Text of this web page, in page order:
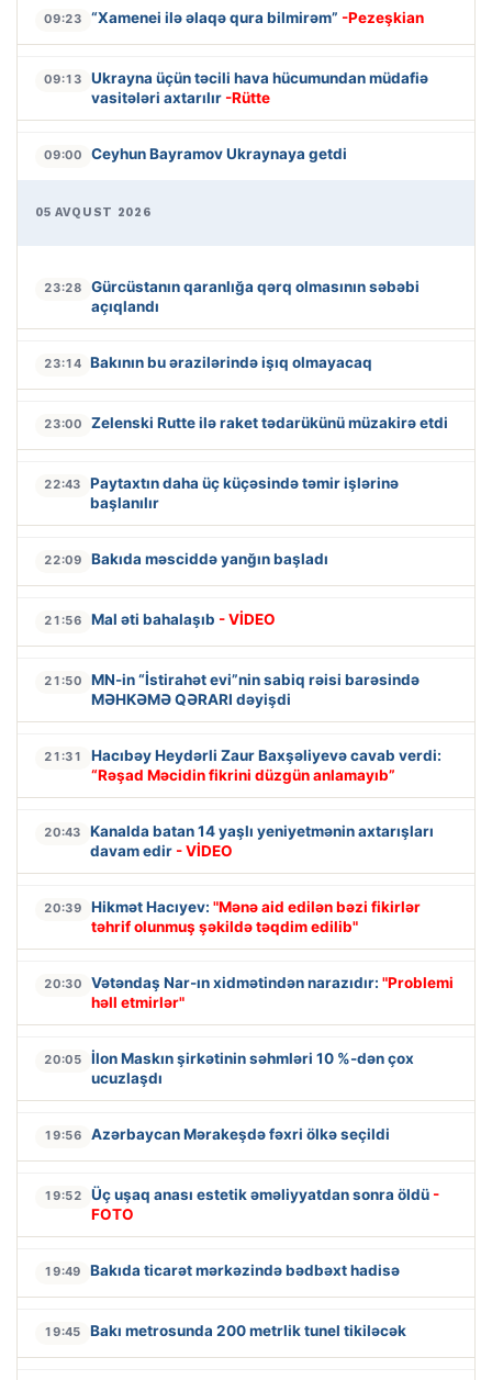
09:23 “Xamenei ilə əlaqə qura bilmirəm” -Pezeşkian
09:13
Ukrayna üçün təcili hava hücumundan müdafiə
vasitələri axtarılır -Rütte
09:00 Ceyhun Bayramov Ukraynaya getdi
05 AVQUST 2026
23:28
Gürcüstanın qaranlığa qərq olmasının səbəbi
açıqlandı
23:14 Bakının bu ərazilərində işıq olmayacaq
23:00 Zelenski Rutte ilə raket tədarükünü müzakirə etdi
22:43
Paytaxtın daha üç küçəsində təmir işlərinə
başlanılır
22:09 Bakıda məsciddə yanğın başladı
21:56 Mal əti bahalaşıb - VİDEO
21:50
MN-in “İstirahət evi”nin sabiq rəisi barəsində
MƏHKƏMƏ QƏRARI dəyişdi
21:31
Hacıbəy Heydərli Zaur Baxşəliyevə cavab verdi:
“Rəşad Məcidin fikrini düzgün anlamayıb”
20:43
Kanalda batan 14 yaşlı yeniyetmənin axtarışları
davam edir - VİDEO
20:39 Hikmət Hacıyev: "Mənə aid edilən bəzi fikirlər
təhrif olunmuş şəkildə təqdim edilib"
20:30 Vətəndaş Nar-ın xidmətindən narazıdır: "Problemi
həll etmirlər"
20:05
İlon Maskın şirkətinin səhmləri 10 %-dən çox
ucuzlaşdı
19:56 Azərbaycan Mərakeşdə fəxri ölkə seçildi
19:52 Üç uşaq anası estetik əməliyyatdan sonra öldü -
FOTO
19:49 Bakıda ticarət mərkəzində bədbəxt hadisə
19:45 Bakı metrosunda 200 metrlik tunel tikiləcək